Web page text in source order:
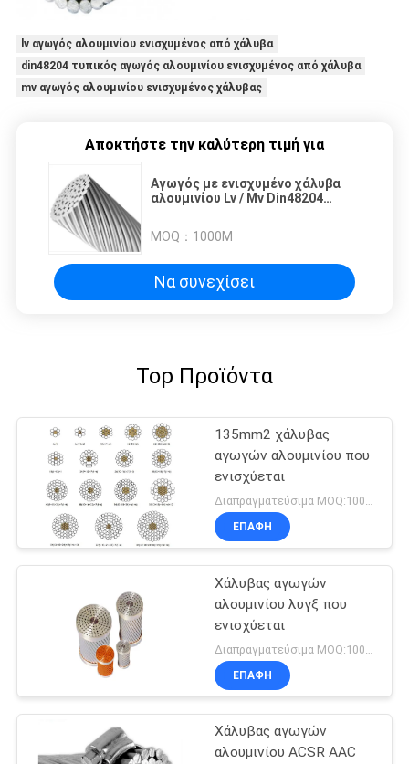
lv αγωγός αλουμινίου ενισχυμένος από χάλυβα
din48204 τυπικός αγωγός αλουμινίου ενισχυμένος από χάλυβα
mv αγωγός αλουμινίου ενισχυμένος χάλυβας
Αποκτήστε την καλύτερη τιμή για
Αγωγός με ενισχυμένο χάλυβα
αλουμινίου Lv / Mv Din48204
MOQ： 1000M
Να συνεχίσει
Top Προϊόντα
135mm2 χάλυβας
αγωγών αλουμινίου που
ενισχύεται
Διαπραγματεύσιμα MOQ:1000M
ΕΠΑΦΉ
Χάλυβας αγωγών
αλουμινίου λυγξ που
ενισχύεται
Διαπραγματεύσιμα MOQ:1000M
ΕΠΑΦΉ
Χάλυβας αγωγών
αλουμινίου ACSR AAC